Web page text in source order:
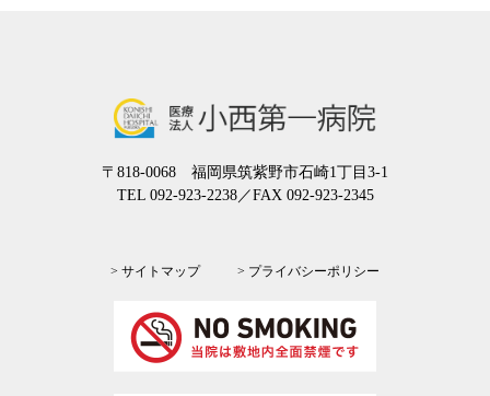
〒818-0068 福岡県筑紫野市石崎1丁目3-1
TEL 092-923-2238／FAX 092-923-2345
> サイトマップ > プライバシーポリシー